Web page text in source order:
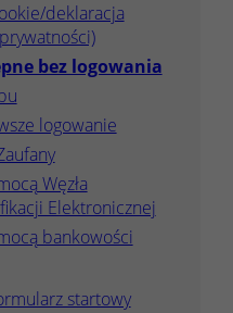
deklaracja
bez logowania
logowanie
Węzła
Elektronicznej
bankowości
startowy